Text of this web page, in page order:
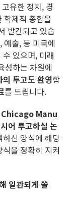
유한 정치, 경
학제적 종합을
발간되고 있습
예술, 등 미국에
있으며, 미래
성하는 차원에
투고도 환영합
를 드립니다.
Chicago Manu
어 투고하실 논
신 양식에 해당
을 정확히 지켜
일관되게 쓸